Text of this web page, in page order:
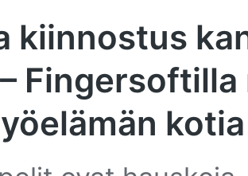
kiin­nos­tus
kotia